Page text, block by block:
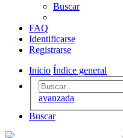
Buscar
FAQ
Identificarse
Registrarse
Inicio Índice general
avanzada
Buscar